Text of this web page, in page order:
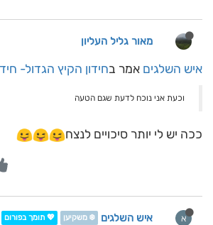
מאור גליל העליון
איש השלגים אמר בחידון הקיץ הגדול-
וכעת אני נוכח לדעת שגם הטעה
ככה יש לי יותר סיכויים לנצח
א איש השלגים ❄️ משקיען 💖 תומך בפורום